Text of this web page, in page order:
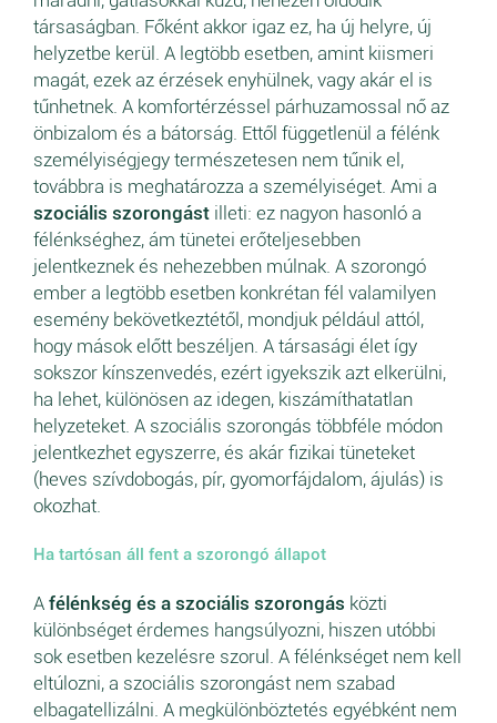
társaságban. Főként akkor igaz ez, ha új helyre, új
helyzetbe kerül. A legtöbb esetben, amint kiismeri
magát, ezek az érzések enyhülnek, vagy akár el is
tűnhetnek. A komfortérzéssel párhuzamossal nő az
önbizalom és a bátorság. Ettől függetlenül a félénk
személyiségjegy természetesen nem tűnik el,
továbbra is meghatározza a személyiséget. Ami a
szociális szorongást illeti: ez nagyon hasonló a
félénkséghez, ám tünetei erőteljesebben
jelentkeznek és nehezebben múlnak. A szorongó
ember a legtöbb esetben konkrétan fél valamilyen
esemény bekövetkeztétől, mondjuk például attól,
hogy mások előtt beszéljen. A társasági élet így
sokszor kínszenvedés, ezért igyekszik azt elkerülni,
ha lehet, különösen az idegen, kiszámíthatatlan
helyzeteket. A szociális szorongás többféle módon
jelentkezhet egyszerre, és akár fizikai tüneteket
(heves szívdobogás, pír, gyomorfájdalom, ájulás) is
okozhat.
Ha tartósan áll fent a szorongó állapot
A félénkség és a szociális szorongás közti
különbséget érdemes hangsúlyozni, hiszen utóbbi
sok esetben kezelésre szorul. A félénkséget nem kell
eltúlozni, a szociális szorongást nem szabad
elbagatellizálni. A megkülönböztetés egyébként nem